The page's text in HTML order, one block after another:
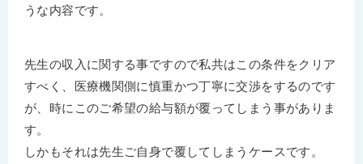
うな内容です。
先生の収入に関する事ですので私共はこの条件をクリア
すべく、医療機関側に慎重かつ丁寧に交渉をするのです
が、時にこのご希望の給与額が覆ってしまう事がありま
す。
しかもそれは先生ご自身で覆してしまうケースです。